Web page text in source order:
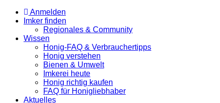
Anmelden
Imker finden
Regionales & Community
Wissen
Honig-FAQ & Verbrauchertipps
Honig verstehen
Bienen & Umwelt
Imkerei heute
Honig richtig kaufen
FAQ für Honigliebhaber
Aktuelles